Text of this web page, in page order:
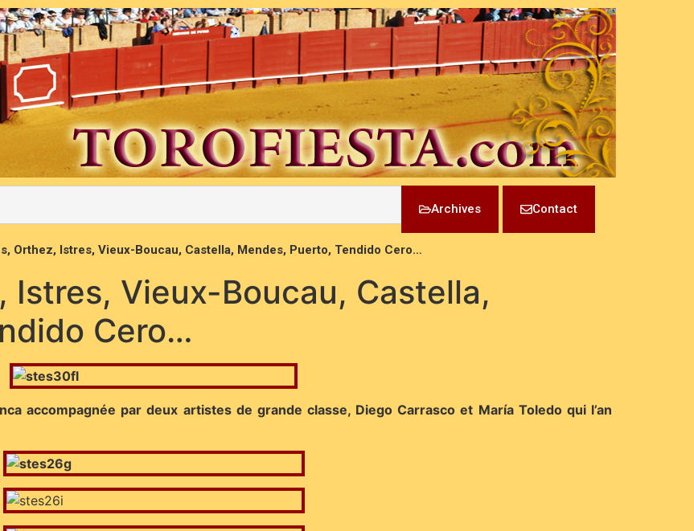
Archives Contact
Orthez, Istres, Vieux-Boucau, Castella, Mendes, Puerto, Tendido Cero…
Istres, Vieux-Boucau, Castella,
Cero…
accompagnée par deux artistes de grande classe, Diego Carrasco et María Toledo qui l’an